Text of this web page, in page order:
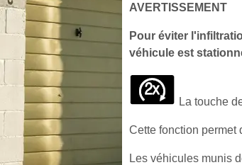
AVERTISSEMENT
Pour éviter
véhicule est
La touche
Cette fonction permet
Les véhicules munis